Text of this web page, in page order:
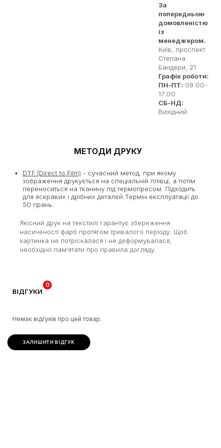
За
попередньою
домовленістю
із
менеджером.
Київ, проспект
Степана
Бандери, 21
Графік роботи:
ПН-ПТ: 09:00-
17:00
СБ-НД:
Вихідний
МЕТОДИ ДРУКУ
DTF (Direct to Film) - сучасний метод, при якому
зображення друкується на спеціальній плівці, а потім
переноситься на тканину під термопресом. Підходить
для яскравих і дрібних деталей.Термін експлуатації до
50 прань.
Якісний друк на текстилі гарантує збереження
насиченості фарб протягом тривалого періоду. Щоб
картинка не потріскалася і не деформувалася,
необхідно пам'ятати про правила догляду.
ВІДГУКИ
0
Немає відгуків про цей товар.
ЗАЛИШИТИ ВІДГУК